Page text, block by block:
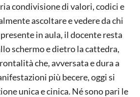
condivisione di valori, codici e
ascoltare e vedere da chi
presente in aula, il docente resta
schermo e dietro la cattedra,
che, avversata e dura a
più becere, oggi si
unica e cinica. Né sono pari le